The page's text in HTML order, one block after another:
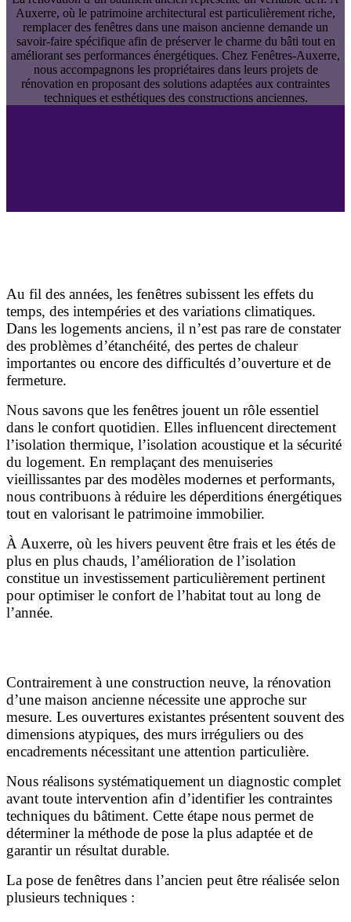
Auxerre, où le patrimoine architectural est particulièrement riche,
remplacer des fenêtres dans une maison ancienne demande un
savoir-faire spécifique afin de préserver le charme du bâti tout en
améliorant ses performances énergétiques. Chez Fenêtres-Auxerre,
nous accompagnons les propriétaires dans leurs projets de
rénovation en proposant des solutions adaptées aux contraintes
techniques et esthétiques des constructions anciennes.
Au fil des années, les fenêtres subissent les effets du
temps, des intempéries et des variations climatiques.
Dans les logements anciens, il n’est pas rare de constater
des problèmes d’étanchéité, des pertes de chaleur
importantes ou encore des difficultés d’ouverture et de
fermeture.
Nous savons que les fenêtres jouent un rôle essentiel
dans le confort quotidien. Elles influencent directement
l’isolation thermique, l’isolation acoustique et la sécurité
du logement. En remplaçant des menuiseries
vieillissantes par des modèles modernes et performants,
nous contribuons à réduire les déperditions énergétiques
tout en valorisant le patrimoine immobilier.
À Auxerre, où les hivers peuvent être frais et les étés de
plus en plus chauds, l’amélioration de l’isolation
constitue un investissement particulièrement pertinent
pour optimiser le confort de l’habitat tout au long de
l’année.
Contrairement à une construction neuve, la rénovation
d’une maison ancienne nécessite une approche sur
mesure. Les ouvertures existantes présentent souvent des
dimensions atypiques, des murs irréguliers ou des
encadrements nécessitant une attention particulière.
Nous réalisons systématiquement un diagnostic complet
avant toute intervention afin d’identifier les contraintes
techniques du bâtiment. Cette étape nous permet de
déterminer la méthode de pose la plus adaptée et de
garantir un résultat durable.
La pose de fenêtres dans l’ancien peut être réalisée selon
plusieurs techniques :